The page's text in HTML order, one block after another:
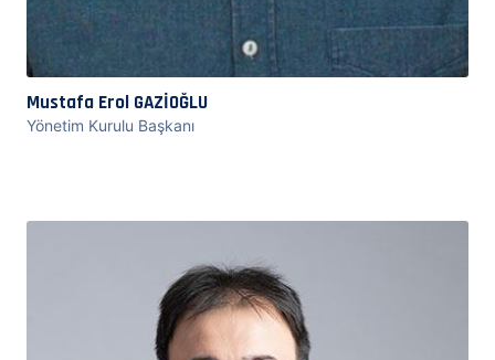
Mustafa Erol GAZİOĞLU
Yönetim Kurulu Başkanı